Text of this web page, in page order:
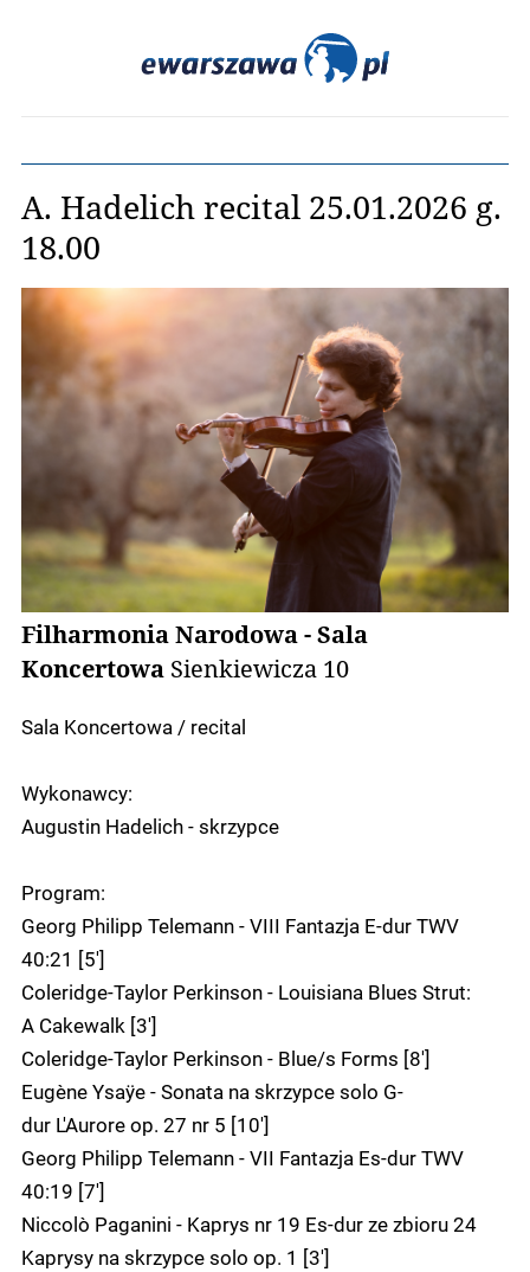
A. Hadelich recital 25.01.2026 g.
18.00
Filharmonia Narodowa - Sala
Koncertowa Sienkiewicza 10
Sala Koncertowa / recital
Wykonawcy:
Augustin Hadelich - skrzypce
Program:
Georg Philipp Telemann - VIII Fantazja E-dur TWV
40:21 [5']
Coleridge-Taylor Perkinson - Louisiana Blues Strut:
A Cakewalk [3']
Coleridge-Taylor Perkinson - Blue/s Forms [8']
Eugène Ysaÿe - Sonata na skrzypce solo G-
dur L'Aurore op. 27 nr 5 [10']
Georg Philipp Telemann - VII Fantazja Es-dur TWV
40:19 [7']
Niccolò Paganini - Kaprys nr 19 Es-dur ze zbioru 24
Kaprysy na skrzypce solo op. 1 [3']